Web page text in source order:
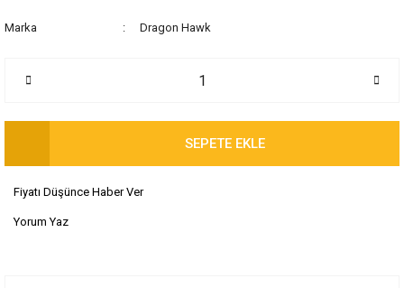
Marka Dragon Hawk
SEPETE EKLE
Fiyatı Düşünce Haber Ver
Yorum Yaz